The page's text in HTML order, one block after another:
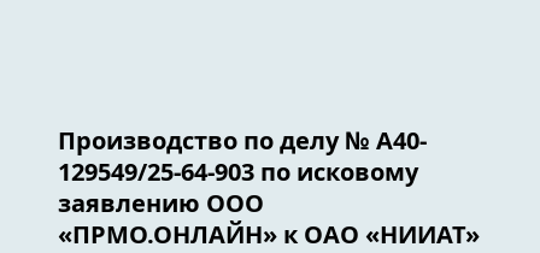
Производство по делу № А40-
129549/25-64-903 по исковому
заявлению ООО
«ПРМО.ОНЛАЙН» к ОАО «НИИАТ»